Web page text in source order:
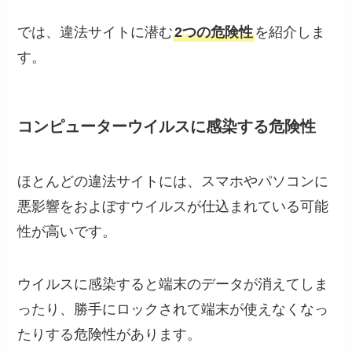
では、違法サイトに潜む2つの危険性を紹介しま
す。
コンピューターウイルスに感染する危険性
ほとんどの違法サイトには、スマホやパソコンに
悪影響をおよぼすウイルスが仕込まれている可能
性が高いです。
ウイルスに感染すると端末のデータが消えてしま
ったり、勝手にロックされて端末が使えなくなっ
たりする危険性があります。